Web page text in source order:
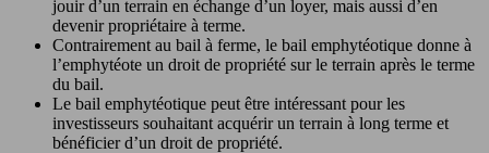
jouir d’un terrain en échange d’un loyer, mais aussi d’en
devenir propriétaire à terme.
Contrairement au bail à ferme, le bail emphytéotique donne à
l’emphytéote un droit de propriété sur le terrain après le terme
du bail.
Le bail emphytéotique peut être intéressant pour les
investisseurs souhaitant acquérir un terrain à long terme et
bénéficier d’un droit de propriété.